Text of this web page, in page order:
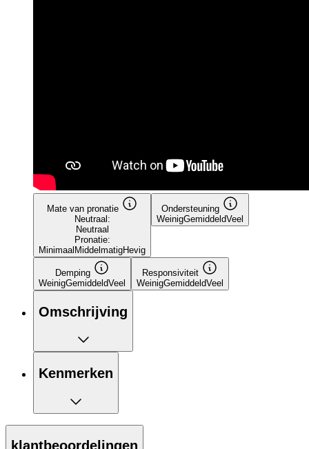
Mate van pronatie
Neutraal:
Neutraal
Pronatie:
Minimaal MiddelmatigHevig
Ondersteuning
WeinigGemiddeldVeel
Demping
WeinigGemiddeldVeel
Responsiviteit
WeinigGemiddeldVeel
Omschrijving
Kenmerken
klantbeoordelingen